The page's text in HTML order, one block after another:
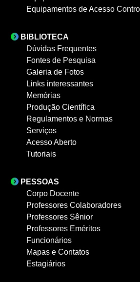
Equipamentos de Acesso
BIBLIOTECA
Dúvidas Frequentes
Fontes de Pesquisa
Galeria de Fotos
Links interessantes
Memórias
Produção Científica
Regulamentos e Normas
Serviços
Acesso Aberto
Tutoriais
PESSOAS
Corpo Docente
Professores Colaboradores
Professores Sênior
Professores Eméritos
Funcionários
Mapas e Contatos
Estagiários